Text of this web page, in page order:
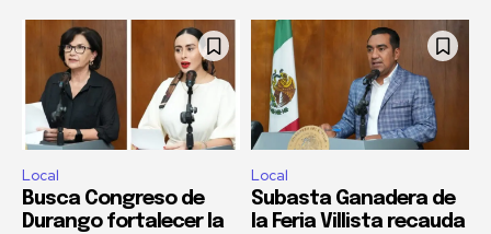
Local
Busca Congreso de
Durango fortalecer la
Local
Subasta Ganadera de
la Feria Villista recauda